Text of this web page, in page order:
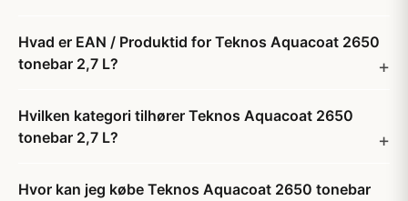
Hvad er EAN / Produktid for Teknos Aquacoat 2650
tonebar 2,7 L?
Hvilken kategori tilhører Teknos Aquacoat 2650
tonebar 2,7 L?
Hvor kan jeg købe Teknos Aquacoat 2650 tonebar